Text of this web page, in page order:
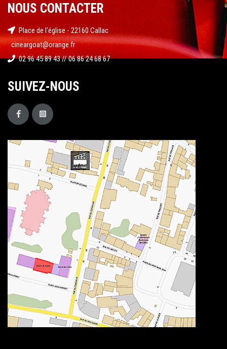
NOUS CONTACTER
Place de l'église - 22160 Callac
cineargoat@orange.fr
02 96 45 89 43 // 06 86 24 68 67
SUIVEZ-NOUS